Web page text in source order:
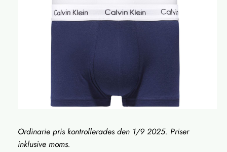
Ordinarie pris kontrollerades den 1/9 2025. Priser
inklusive moms.